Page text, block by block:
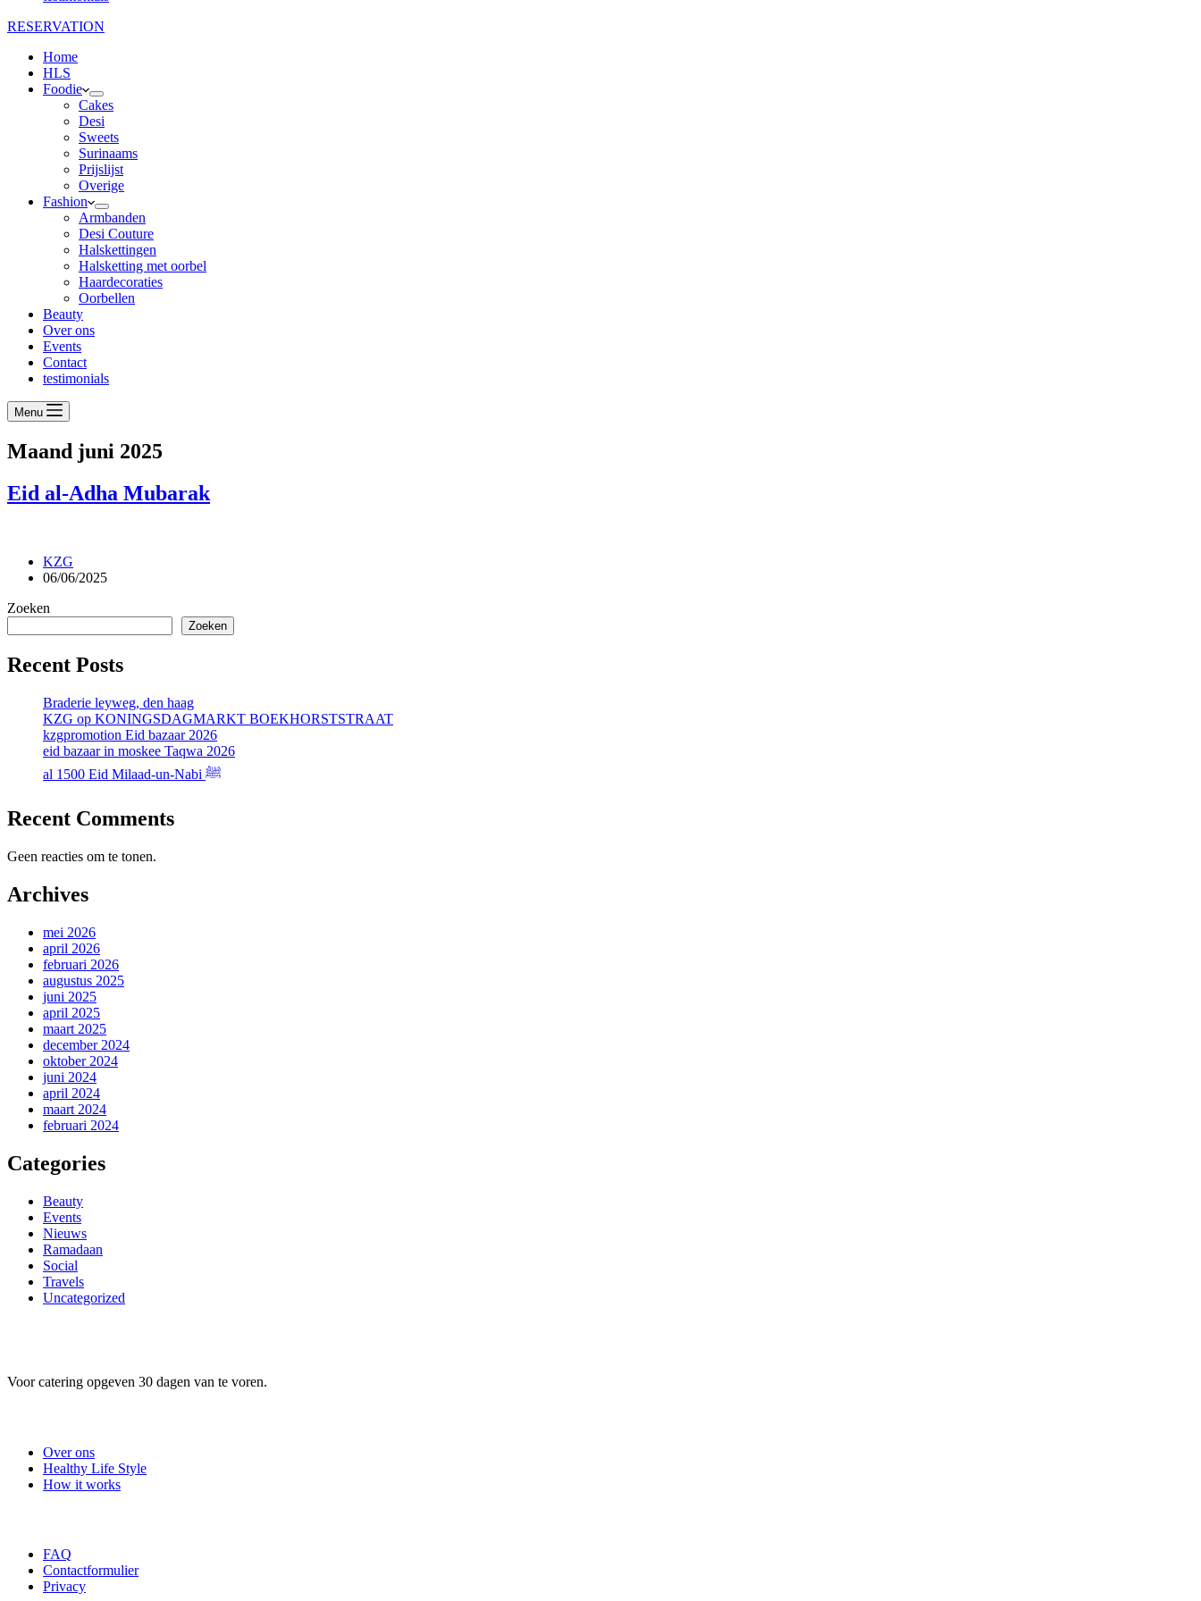
RESERVATION
Home
HLS
Foodie
Cakes
Desi
Sweets
Surinaams
Prijslijst
Overige
Fashion
Armbanden
Desi Couture
Halskettingen
Halsketting met oorbel
Haardecoraties
Oorbellen
Beauty
Over ons
Events
Contact
testimonials
Menu
Maand juni 2025
Eid al-Adha Mubarak
KZG
06/06/2025
Zoeken
Zoeken
Recent Posts
Braderie leyweg, den haag
KZG op KONINGSDAGMARKT BOEKHORSTSTRAAT
kzgpromotion Eid bazaar 2026
eid bazaar in moskee Taqwa 2026
al 1500 Eid Milaad-un-Nabi ﷺ
Recent Comments
Geen reacties om te tonen.
Archives
mei 2026
april 2026
februari 2026
augustus 2025
juni 2025
april 2025
maart 2025
december 2024
oktober 2024
juni 2024
april 2024
maart 2024
februari 2024
Categories
Beauty
Events
Nieuws
Ramadaan
Social
Travels
Uncategorized
Voor catering opgeven 30 dagen van te voren.
Over ons
Healthy Life Style
How it works
FAQ
Contactformulier
Privacy